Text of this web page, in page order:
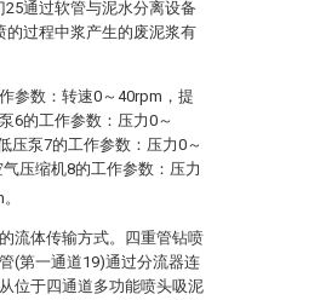
通过软管与泥水分离设备
的过程中浆产生的废泥浆有
参数：转速0～40rpm，提
6的工作参数：压力0～
压泵7的工作参数：压力0～
压缩机8的工作参数：压力
流体传输方式。四重管钻喷
(第一通道19)通过分流器连
位于四通道多功能喷头吸泥